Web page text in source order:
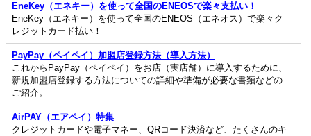
EneKey（エネキー）を使って全国のENEOSで楽々支払い！
EneKey（エネキー）を使って全国のENEOS（エネオス）で楽々ク
レジットカード払い！
PayPay（ペイペイ）加盟店登録方法（導入方法）
これからPayPay（ペイペイ）をお店（実店舗）に導入するために、
新規加盟店登録する方法についての詳細や準備が必要な書類などの
ご紹介。
AirPAY（エアペイ）特集
クレジットカードや電子マネー、QRコード決済など、たくさんのキ